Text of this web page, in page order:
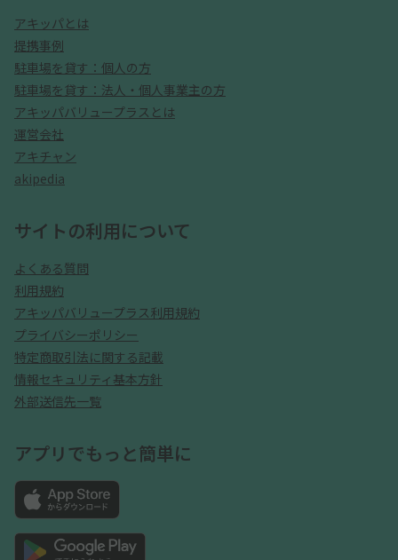
アキッパとは
提携事例
駐車場を貸す：個人の方
駐車場を貸す：法人・個人事業主の方
アキッパバリュープラスとは
運営会社
アキチャン
akipedia
サイトの利用について
よくある質問
利用規約
アキッパバリュープラス利用規約
プライバシーポリシー
特定商取引法に関する記載
情報セキュリティ基本方針
外部送信先一覧
アプリでもっと簡単に